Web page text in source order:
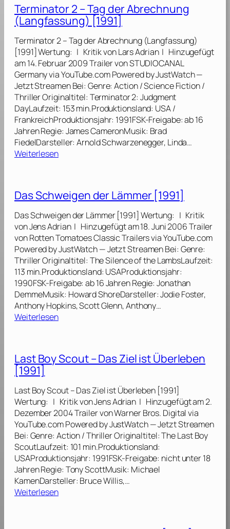
i
e
d
u
r
c
h
s
F
e
u
e
r
g
n
1
9
9
1
]
S
c
ö
n
e
u
n
d
d
a
s
B
i
t
[
1
9
9
1
]
Terminator 2 – Tag der Abrechnung
(Langfassung) [1991]
Terminator 2 – Tag der Abrechnung (Langfassung)
[1991] Wertung: | Kritik von Lars Adrian | Hinzugefügt
am 14. Februar 2009 Trailer von STUDIOCANAL
Germany via YouTube.com Powered by JustWatch —
Jetzt Streamen Bei: Genre: Action / Science Fiction /
Thriller Originaltitel: Terminator 2: Judgment
DayLaufzeit: 153 min.Produktionsland: USA /
FrankreichProduktionsjahr: 1991FSK-Freigabe: ab 16
Jahren Regie: James CameronMusik: Brad
FiedelDarsteller: Arnold Schwarzenegger, Linda…
Weiterlesen:
m
n
a
t
o
r
2
–
T
a
g
r
A
r
e
c
h
n
u
n
g
(
L
Das Schweigen der Lämmer [1991]
Das Schweigen der Lämmer [1991] Wertung: | Kritik
von Jens Adrian | Hinzugefügt am 18. Juni 2006 Trailer
von Rotten Tomatoes Classic Trailers via YouTube.com
Powered by JustWatch — Jetzt Streamen Bei: Genre:
Thriller Originaltitel: The Silence of the LambsLaufzeit:
113 min.Produktionsland: USAProduktionsjahr:
1990FSK-Freigabe: ab 16 Jahren Regie: Jonathan
DemmeMusik: Howard ShoreDarsteller: Jodie Foster,
Anthony Hopkins, Scott Glenn, Anthony…
Weiterlesen:
S
w
e
i
g
e
n
d
e
r
L
Last Boy Scout – Das Ziel ist Überleben
[1991]
Last Boy Scout – Das Ziel ist Überleben [1991]
Wertung: | Kritik von Jens Adrian | Hinzugefügt am 2.
Dezember 2004 Trailer von Warner Bros. Digital via
YouTube.com Powered by JustWatch — Jetzt Streamen
Bei: Genre: Action / Thriller Originaltitel: The Last Boy
ScoutLaufzeit: 101 min.Produktionsland:
USAProduktionsjahr: 1991FSK-Freigabe: nicht unter 18
Jahren Regie: Tony ScottMusik: Michael
KamenDarsteller: Bruce Willis,…
Weiterlesen: